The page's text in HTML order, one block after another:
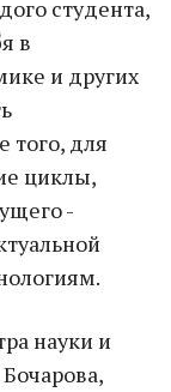
студента,
в
и других
того, для
циклы,
-
науки и